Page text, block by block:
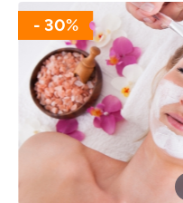
- 30%